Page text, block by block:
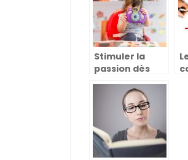
Stimuler la
passion dès
l’enfance :
l’assurance
d’un meilleur
avenir